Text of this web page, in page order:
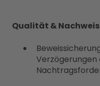
Qualität & Nachweis
Verzögerungen